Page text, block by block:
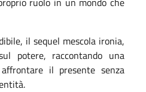
il sequel mescola ironia,
potere, raccontando una
il presente senza